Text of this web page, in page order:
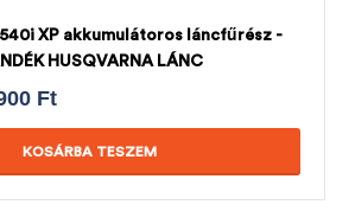
XP akkumulátoros láncfűrész -
HUSQVARNA LÁNC
Ft
KOSÁRBA TESZEM